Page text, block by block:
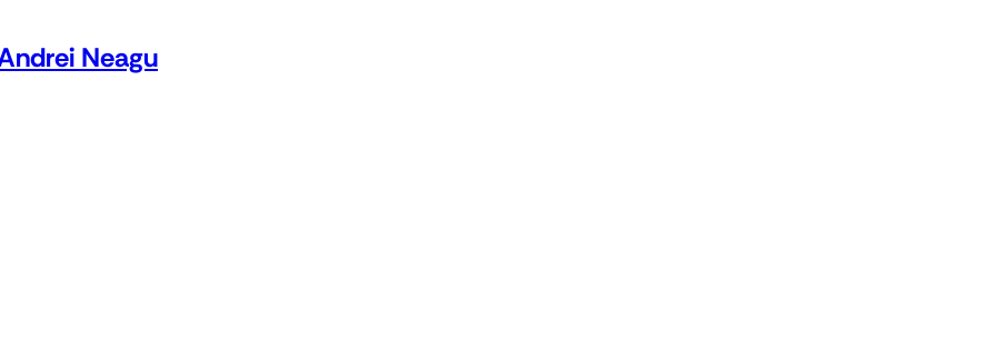
Neagu